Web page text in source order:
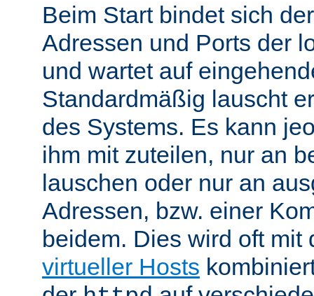
Beim Start bindet sich
Adressen und Ports der
und wartet auf
Standardmäßig lauscht
des Systems. Es kann
ihm mit zuteilen, nur an
lauschen oder nur an
Adressen, bzw. einer
beidem. Dies wird oft mit
virtueller Hosts